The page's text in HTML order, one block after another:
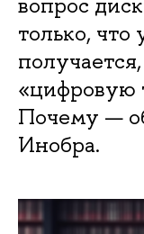
только,
«цифровую
Почему —
Инобра.